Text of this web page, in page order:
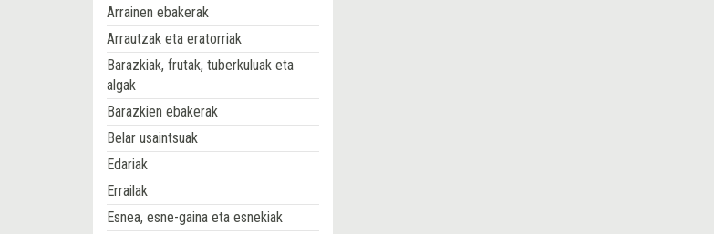
Arrainen ebakerak
Arrautzak eta eratorriak
Barazkiak, frutak, tuberkuluak eta
algak
Barazkien ebakerak
Belar usaintsuak
Edariak
Errailak
Esnea, esne-gaina eta esnekiak